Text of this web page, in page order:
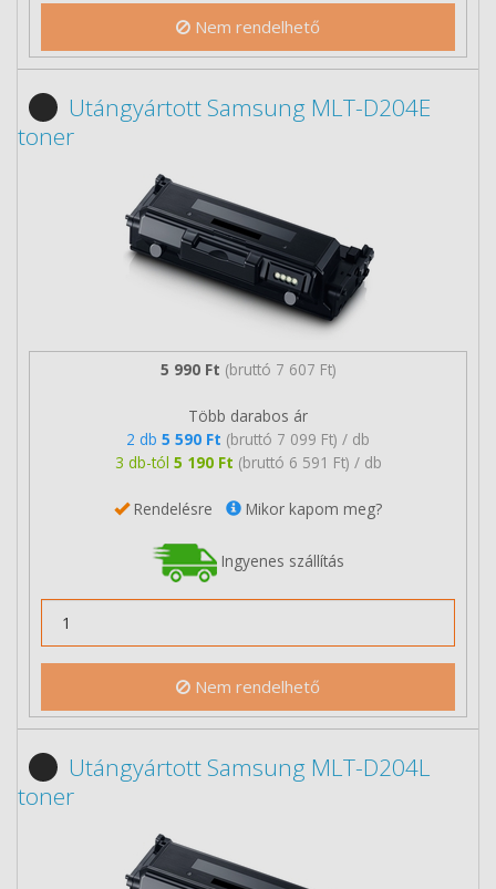
Nem rendelhető
Utángyártott Samsung MLT-D204E
toner
5 990 Ft (bruttó 7 607 Ft)
Több darabos ár
2 db 5 590 Ft (bruttó 7 099 Ft) / db
3 db-tól 5 190 Ft (bruttó 6 591 Ft) / db
Rendelésre Mikor kapom meg?
Ingyenes szállítás
Nem rendelhető
Utángyártott Samsung MLT-D204L
toner